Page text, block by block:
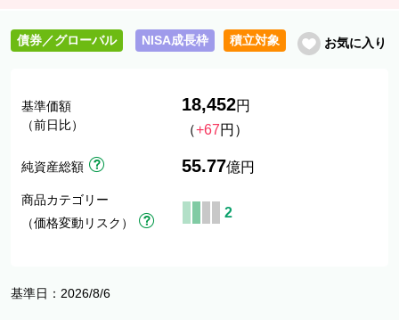
債券／グローバル NISA成長枠 積立対象 お気に入り
基準価額
（前日比）
18,452円
（+67円）
純資産総額 55.77億円
商品カテゴリー
（価格変動リスク）
2
基準日：2026/8/6